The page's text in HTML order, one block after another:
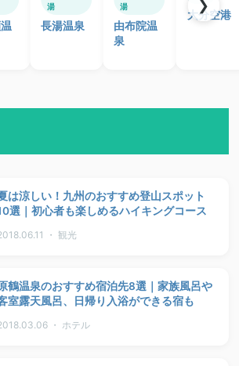
湯
長湯温泉
湯
由布院温
泉
大分空港
❯
は涼しい！九州のおすすめ登山スポット
選｜初心者も楽しめるハイキングコース
・ 観光
鶴温泉のおすすめ宿泊先8選｜家族風呂や
室露天風呂、日帰り入浴ができる宿も
・ ホテル